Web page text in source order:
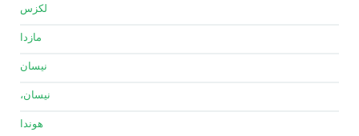
لكزس
مازدا
نيسان
نيسان،
هوندا